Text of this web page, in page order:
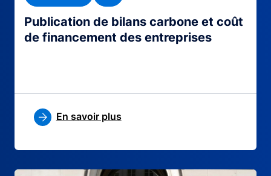
Publication de bilans carbone et coût
de financement des entreprises
En savoir plus